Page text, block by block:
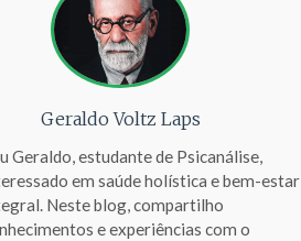
Geraldo Voltz Laps
Geraldo, estudante de Psicanálise,
em saúde holística e bem-estar
Neste blog, compartilho
e experiências com o